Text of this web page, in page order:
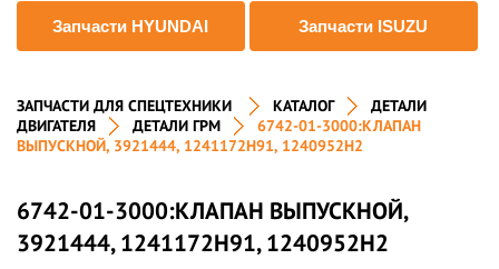
Запчасти HYUNDAI Запчасти ISUZU
ЗАПЧАСТИ ДЛЯ СПЕЦТЕХНИКИ КАТАЛОГ
ДЕТАЛИ
ДВИГАТЕЛЯ
ДЕТАЛИ ГРМ
6742-01-3000:КЛАПАН
ВЫПУСКНОЙ, 3921444, 1241172H91, 1240952H2
6742-01-3000:КЛАПАН ВЫПУСКНОЙ,
3921444, 1241172H91, 1240952H2